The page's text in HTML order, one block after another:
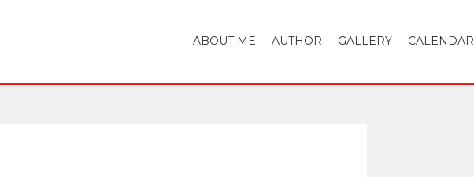
ABOUT ME AUTHOR GALLERY CALENDAR